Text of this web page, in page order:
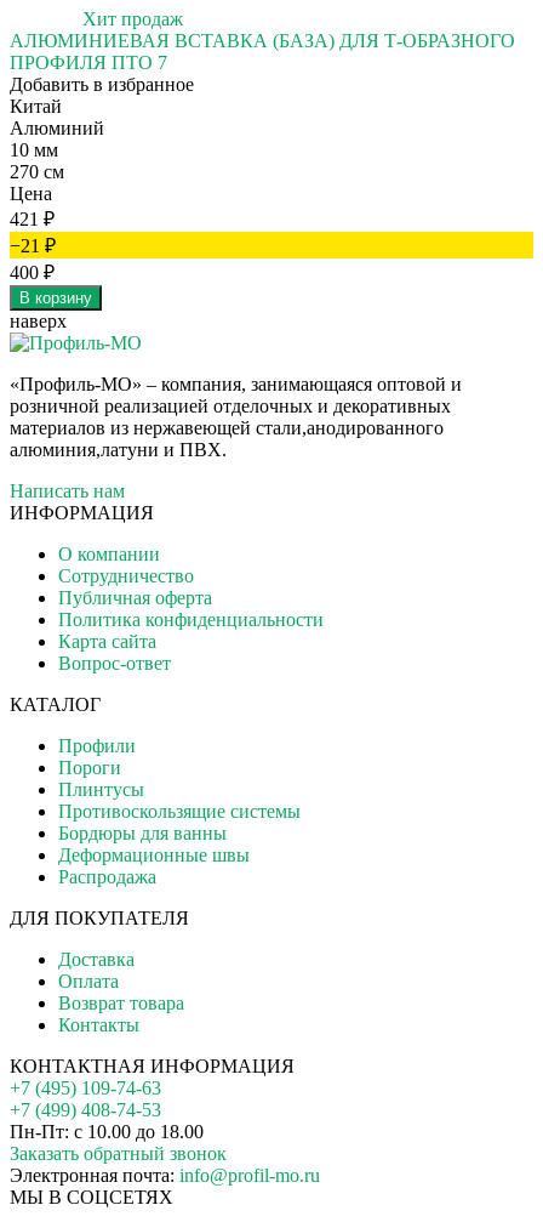
Хит продаж
АЛЮМИНИЕВАЯ ВСТАВКА (БАЗА) ДЛЯ Т-ОБРАЗНОГО
ПРОФИЛЯ ПТО 7
Добавить в избранное
Китай
Алюминий
10 мм
270 см
Цена
421 ₽
−21 ₽
400 ₽
В корзину
наверх
«Профиль-МО» – компания, занимающаяся оптовой и
розничной реализацией отделочных и декоративных
материалов из нержавеющей стали,анодированного
алюминия,латуни и ПВХ.
Написать нам
ИНФОРМАЦИЯ
О компании
Сотрудничество
Публичная оферта
Политика конфиденциальности
Карта сайта
Вопрос-ответ
КАТАЛОГ
Профили
Пороги
Плинтусы
Противоскользящие системы
Бордюры для ванны
Деформационные швы
Распродажа
ДЛЯ ПОКУПАТЕЛЯ
Доставка
Оплата
Возврат товара
Контакты
КОНТАКТНАЯ ИНФОРМАЦИЯ
+7 (495) 109-74-63
+7 (499) 408-74-53
Пн-Пт: с 10.00 до 18.00
Заказать обратный звонок
Электронная почта: info@profil-mo.ru
МЫ В СОЦСЕТЯХ